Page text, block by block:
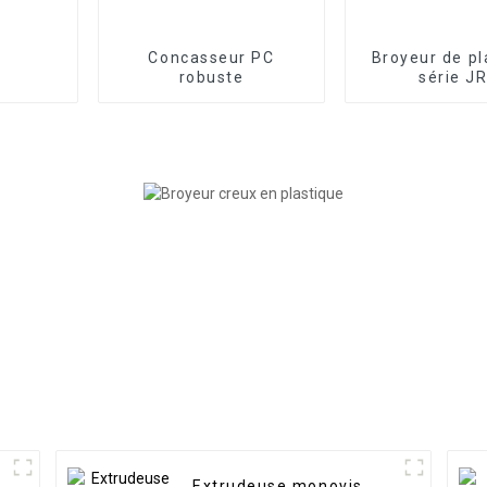
Concasseur PC
robuste
Broyeur de
série